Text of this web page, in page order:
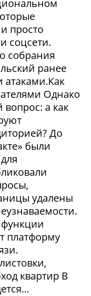
просто
соцсети.
собрания
ранее
атаками.Как
Однако
а как
До
были
удалены
платформу
квартир В